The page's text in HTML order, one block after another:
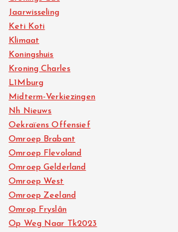
Jaarwisseling
Keti Koti
Klimaat
Koningshuis
Kroning Charles
L1Mburg
Midterm-Verkiezingen
Nh Nieuws
Oekraïens Offensief
Omroep Brabant
Omroep Flevoland
Omroep Gelderland
Omroep West
Omroep Zeeland
Omrop Fryslân
Op Weg Naar Tk2023